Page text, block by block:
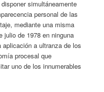
simultáneamente
personal de las
mediante una misma
julio de 1978 en ninguna
a ultranza de los
procesal que
uno de los innumerables